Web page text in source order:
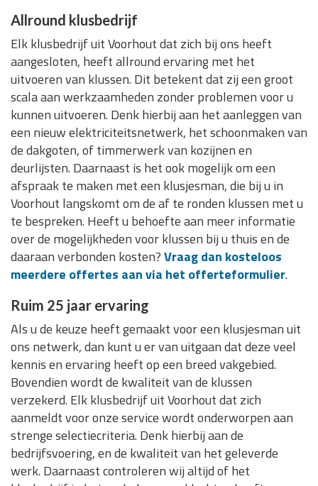
Allround klusbedrijf
Elk klusbedrijf uit Voorhout dat zich bij ons heeft
aangesloten, heeft allround ervaring met het
uitvoeren van klussen. Dit betekent dat zij een groot
scala aan werkzaamheden zonder problemen voor u
kunnen uitvoeren. Denk hierbij aan het aanleggen van
een nieuw elektriciteitsnetwerk, het schoonmaken van
de dakgoten, of timmerwerk van kozijnen en
deurlijsten. Daarnaast is het ook mogelijk om een
afspraak te maken met een klusjesman, die bij u in
Voorhout langskomt om de af te ronden klussen met u
te bespreken. Heeft u behoefte aan meer informatie
over de mogelijkheden voor klussen bij u thuis en de
daaraan verbonden kosten?Vraag dan kosteloos
meerdere offertes aan via het offerteformulier.
Ruim 25 jaar ervaring
Als u de keuze heeft gemaakt voor een klusjesman uit
ons netwerk, dan kunt u er van uitgaan dat deze veel
kennis en ervaring heeft op een breed vakgebied.
Bovendien wordt de kwaliteit van de klussen
verzekerd. Elk klusbedrijf uit Voorhout dat zich
aanmeldt voor onze service wordt onderworpen aan
strenge selectiecriteria. Denk hierbij aan de
bedrijfsvoering, en de kwaliteit van het geleverde
werk. Daarnaast controleren wij altijd of het